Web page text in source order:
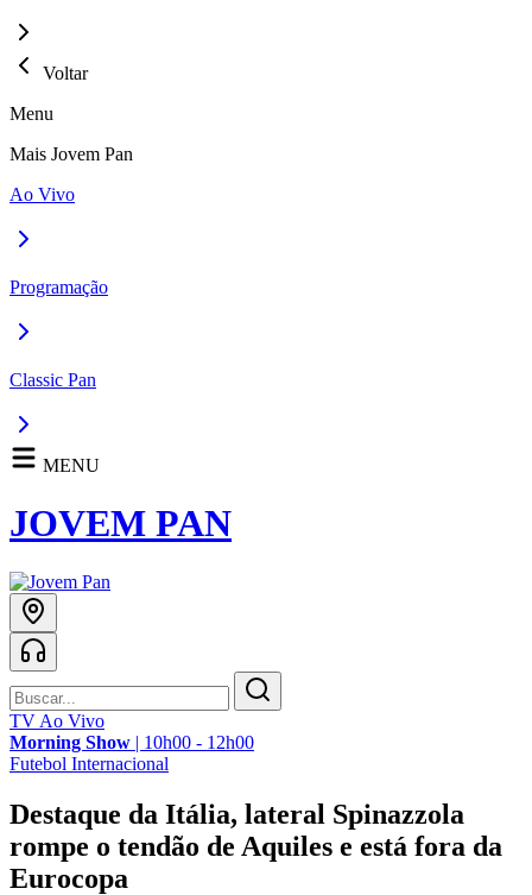
Voltar
Menu
Mais Jovem Pan
Ao Vivo
Programação
Classic Pan
MENU
JOVEM PAN
TV Ao Vivo
Morning Show | 10h00 - 12h00
Futebol Internacional
Destaque da Itália, lateral Spinazzola
rompe o tendão de Aquiles e está fora da
Eurocopa